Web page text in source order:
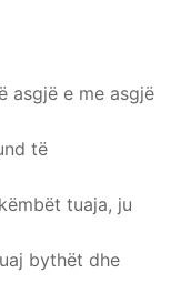
asgjë e me asgjë
të
tuaja, ju
bythët dhe